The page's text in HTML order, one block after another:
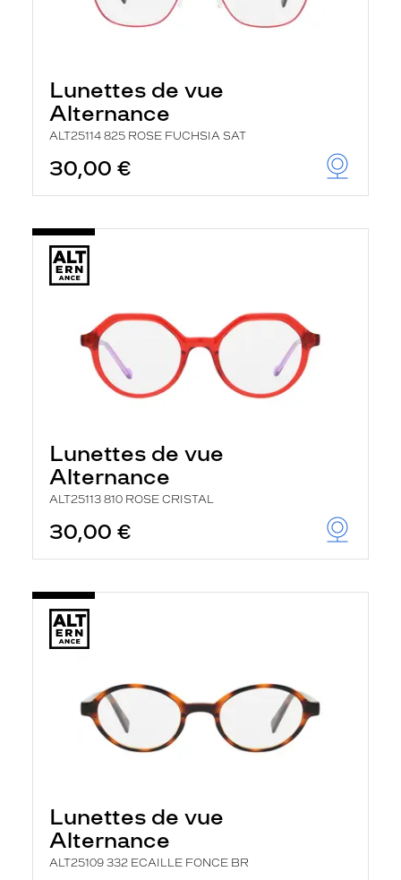
Lunettes de vue
Alternance
ALT25114 825 ROSE FUCHSIA SAT
30,00 €
Lunettes de vue
Alternance
ALT25113 810 ROSE CRISTAL
30,00 €
Lunettes de vue
Alternance
ALT25109 332 ECAILLE FONCE BR